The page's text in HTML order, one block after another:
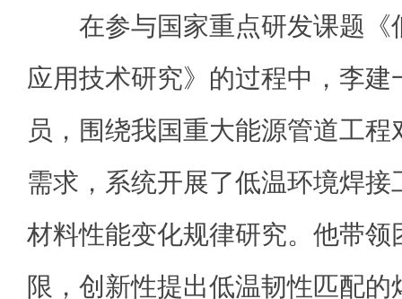
在参与国家重点研发课题《
应用技术研究》的过程中，李
员，围绕我国重大能源管道工
需求，系统开展了低温环境焊
材料性能变化规律研究。他带领
限，创新性提出低温韧性匹配